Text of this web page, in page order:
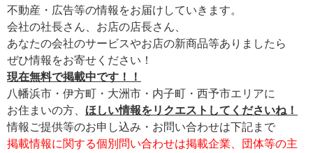
不動産・広告等の情報をお届けしていきます。
会社の社長さん、お店の店長さん、
あなたの会社のサービスやお店の新商品等ありましたら
ぜひ情報をお寄せください！
現在無料で掲載中です！！
八幡浜市・伊方町・大洲市・内子町・西予市エリアに
お住まいの方、 ほしい情報をリクエストしてくださいね！
情報ご提供等のお申し込み・お問い合わせは下記まで
掲載情報に関する個別問い合わせは掲載企業、団体等の主